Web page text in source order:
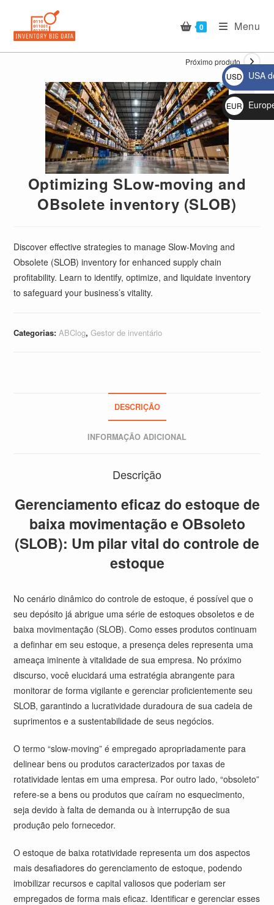
conteúdo
0 Menu
Próximo produto
🔍
Optimizing SLow-moving and
OBsolete inventory (SLOB)
Discover effective strategies to manage Slow-Moving and
Obsolete (SLOB) inventory for enhanced supply chain
profitability. Learn to identify, optimize, and liquidate inventory
to safeguard your business’s vitality.
Categorias:ABClog,Gestor de inventário
DESCRIÇÃO
INFORMAÇÃO ADICIONAL
Descrição
Gerenciamento eficaz do estoque de
baixa movimentação e OBsoleto
(SLOB): Um pilar vital do controle de
estoque
No cenário dinâmico do controle de estoque, é possível que o
seu depósito já abrigue uma série de estoques obsoletos e de
baixa movimentação (SLOB). Como esses produtos continuam
a definhar em seu estoque, a presença deles representa uma
ameaça iminente à vitalidade de sua empresa. No próximo
discurso,você elucidará uma estratégia abrangente para
monitorar de forma vigilante e gerenciar proficientemente seu
SLOB, garantindo a lucratividade duradoura de sua cadeia de
suprimentos e a sustentabilidade de seus negócios.
O termo “slow-moving” é empregado apropriadamente para
delinear bens ou produtos caracterizados por taxas de
rotatividade lentas em uma empresa. Por outro lado, “obsoleto”
refere-se a bens ou produtos que caíram no esquecimento,
seja devido à falta de demanda ou à interrupção de sua
produção pelo fornecedor.
O estoque de baixa rotatividade representa um dos aspectos
mais desafiadores do gerenciamento de estoque, podendo
imobilizar recursos e capital valiosos que poderiam ser
empregados de forma mais eficaz. Identificar e gerenciar esses
USD
$
USA
EUR
€